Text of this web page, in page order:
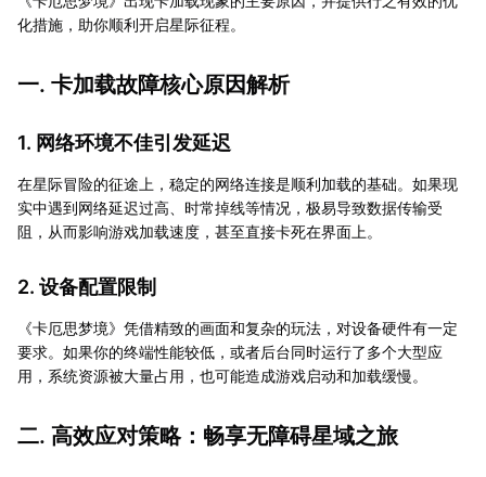
化措施，助你顺利开启星际征程。
一. 卡加载故障核心原因解析
1. 网络环境不佳引发延迟
在星际冒险的征途上，稳定的网络连接是顺利加载的基础。如果现
实中遇到网络延迟过高、时常掉线等情况，极易导致数据传输受
阻，从而影响游戏加载速度，甚至直接卡死在界面上。
2. 设备配置限制
《卡厄思梦境》凭借精致的画面和复杂的玩法，对设备硬件有一定
要求。如果你的终端性能较低，或者后台同时运行了多个大型应
用，系统资源被大量占用，也可能造成游戏启动和加载缓慢。
二. 高效应对策略：畅享无障碍星域之旅